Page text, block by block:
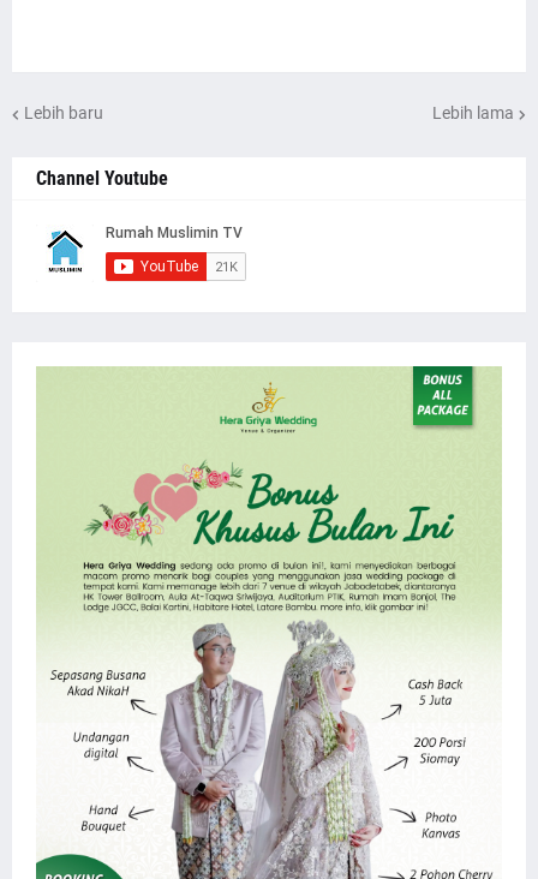
Lebih baru Lebih lama
Channel Youtube